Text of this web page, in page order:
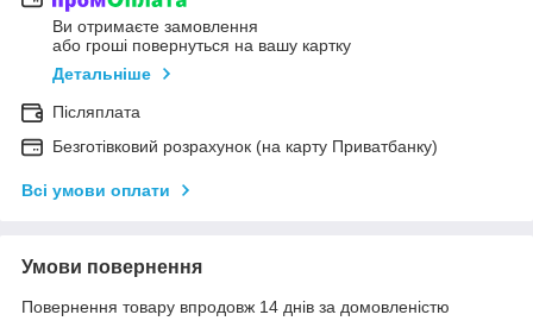
Ви отримаєте замовлення
або гроші повернуться на вашу картку
Детальніше
Післяплата
Безготівковий розрахунок (на карту Приватбанку)
Всі умови оплати
Умови повернення
Повернення товару впродовж 14 днів за домовленістю